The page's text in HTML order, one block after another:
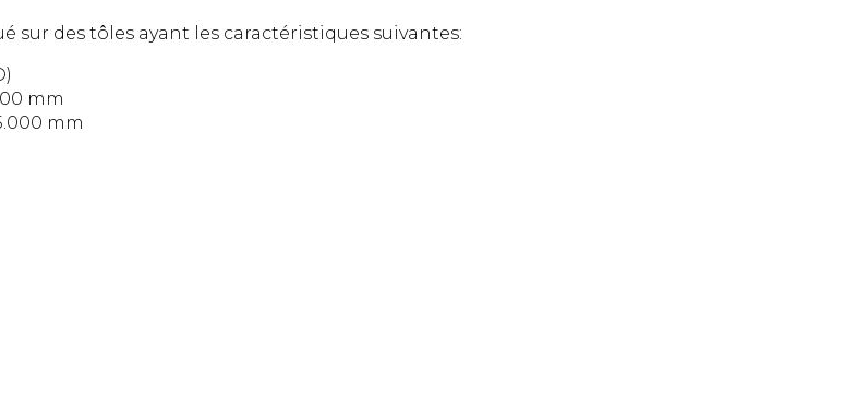
sur des tôles ayant les caractéristiques suivantes:
mm
mm